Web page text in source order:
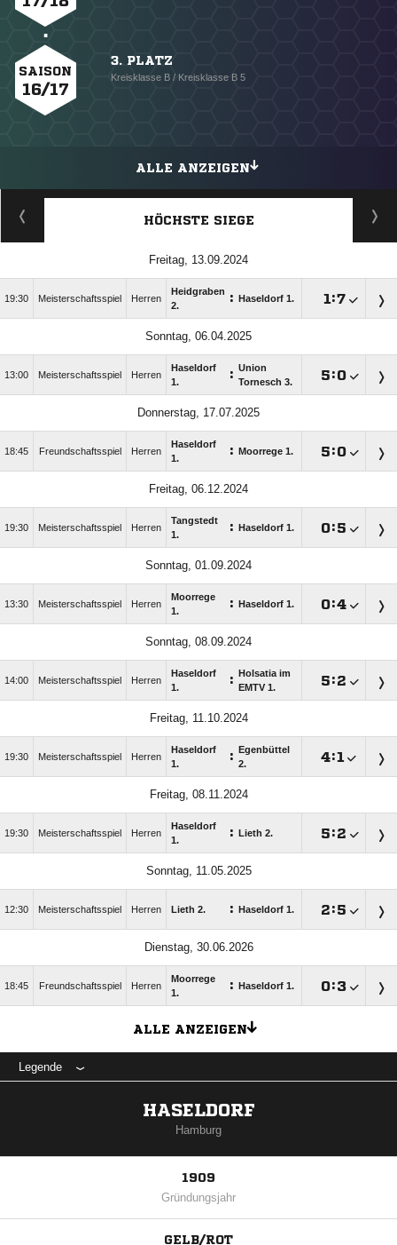
SAISON
16/17
3. PLATZ
Kreisklasse B / Kreisklasse B 5
ALLE ANZEIGEN
HÖCHSTE SIEGE
Freitag, 13.09.2024
19:30 Meisterschaftsspiel Herren
Heidgraben
2.
: Haseldorf 1. :
Sonntag, 06.04.2025
13:00 Meisterschaftsspiel Herren
Haseldorf
1.
: Union
Tornesch 3.
:
Donnerstag, 17.07.2025
18:45 Freundschaftsspiel Herren
Haseldorf
1.
: Moorrege 1. :
Freitag, 06.12.2024
19:30 Meisterschaftsspiel Herren
Tangstedt
1.
: Haseldorf 1. :
Sonntag, 01.09.2024
13:30 Meisterschaftsspiel Herren
Moorrege
1.
: Haseldorf 1. :
Sonntag, 08.09.2024
14:00 Meisterschaftsspiel Herren
Haseldorf
1.
:
Holsatia im
EMTV 1.
:
Freitag, 11.10.2024
19:30 Meisterschaftsspiel Herren
Haseldorf
1.
:
Egenbüttel
2.
:
Freitag, 08.11.2024
19:30 Meisterschaftsspiel Herren
Haseldorf
1.
: Lieth 2. :
Sonntag, 11.05.2025
12:30 Meisterschaftsspiel Herren Lieth 2. : Haseldorf 1. :
Dienstag, 30.06.2026
18:45 Freundschaftsspiel Herren
Moorrege
1.
: Haseldorf 1. :
ALLE ANZEIGEN
Legende
HASELDORF
Hamburg
1909
Gründungsjahr
GELB/ROT